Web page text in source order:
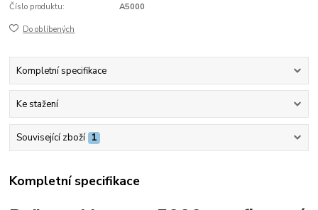
Číslo produktu: A5000
Do oblíbených
Kompletní specifikace
Ke stažení
Související zboží 1
Kompletní specifikace